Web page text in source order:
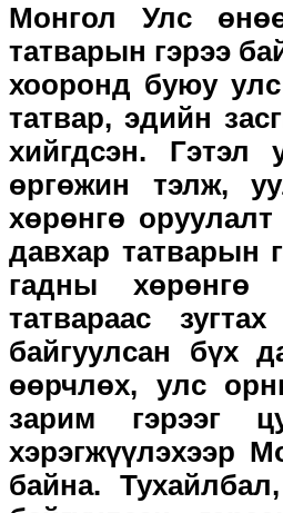
Монгол Улс
татварын гэрээ
хооронд буюу
татвар, эдийн
хийгдсэн.
өргөжин тэлж,
хөрөнгө
давхар татварын
гадны хөрөнгө
татвараас
байгуулсан бүх
өөрчлөх, улс
зарим гэрээг
хэрэгжүүлэхээр
байна.